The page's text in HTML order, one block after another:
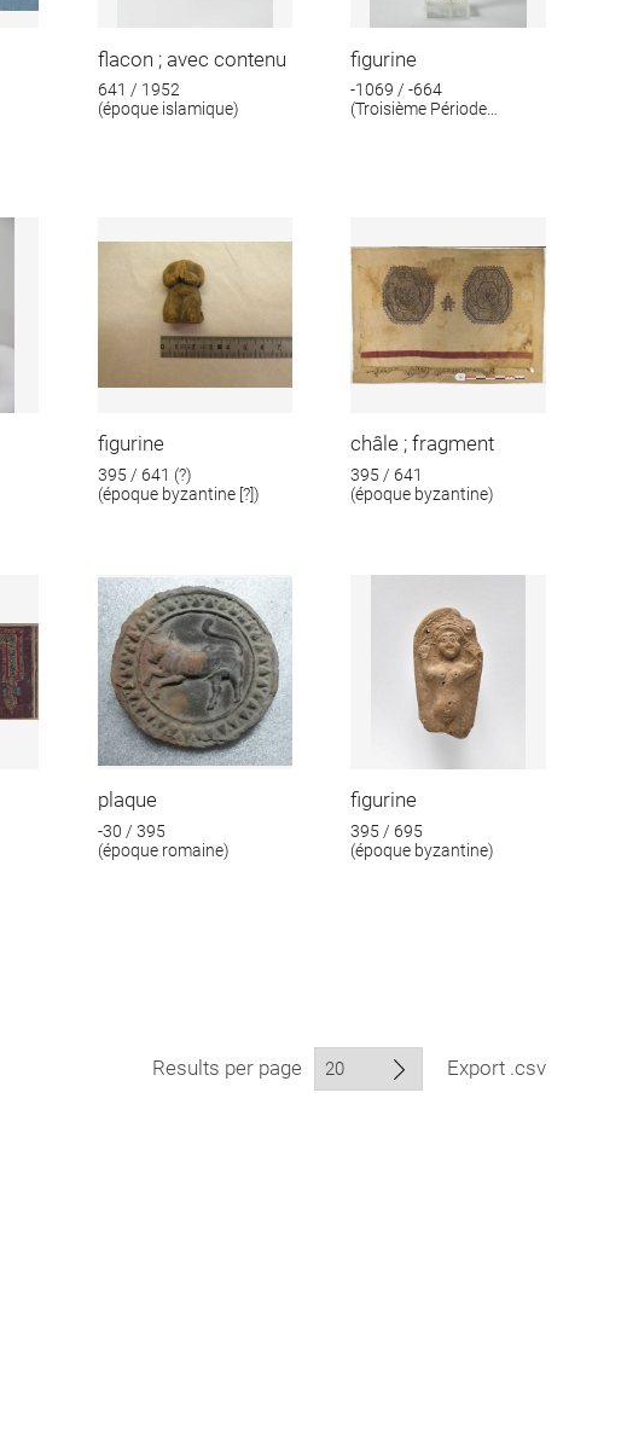
flacon ; avec contenu
641 / 1952
(époque islamique)
figurine
-1069 / -664
(Troisième Période
figurine
395 / 641 (?)
(époque byzantine [?])
châle ; fragment
395 / 641
(époque byzantine)
plaque
-30 / 395
(époque romaine)
figurine
395 / 695
(époque byzantine)
Results per page Export .csv